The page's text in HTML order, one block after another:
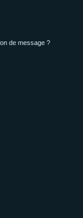
de message ?